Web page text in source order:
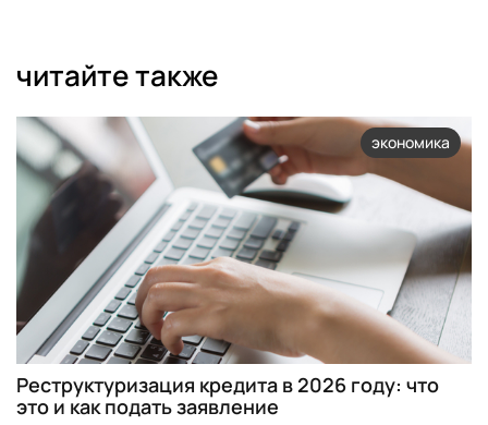
читайте также
экономика
Реструктуризация кредита в 2026 году: что
это и как подать заявление